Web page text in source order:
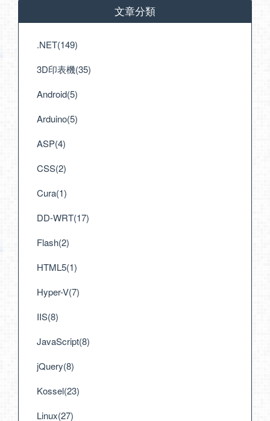
文章分類
.NET(149)
3D印表機(35)
Android(5)
Arduino(5)
ASP(4)
CSS(2)
Cura(1)
DD-WRT(17)
Flash(2)
HTML5(1)
Hyper-V(7)
IIS(8)
JavaScript(8)
jQuery(8)
Kossel(23)
Linux(27)